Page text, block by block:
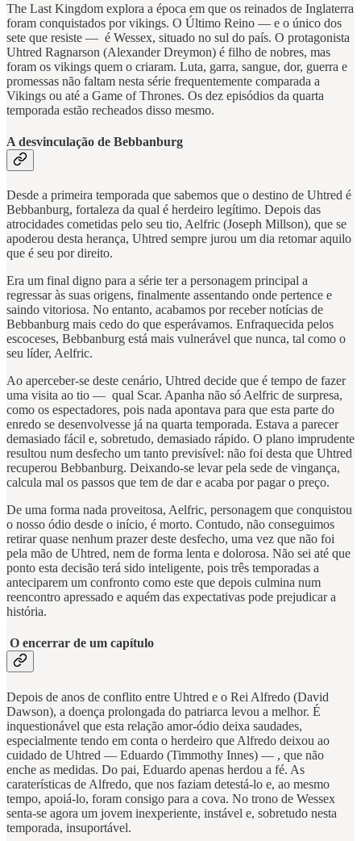
The Last Kingdom explora a época em que os reinados de Inglaterra
foram conquistados por vikings. O Último Reino — e o único dos
sete que resiste — é Wessex, situado no sul do país. O protagonista
Uhtred Ragnarson (Alexander Dreymon) é filho de nobres, mas
foram os vikings quem o criaram. Luta, garra, sangue, dor, guerra e
promessas não faltam nesta série frequentemente comparada a
Vikings ou até a Game of Thrones. Os dez episódios da quarta
temporada estão recheados disso mesmo.
A desvinculação de Bebbanburg
Desde a primeira temporada que sabemos que o destino de Uhtred é
Bebbanburg, fortaleza da qual é herdeiro legítimo. Depois das
atrocidades cometidas pelo seu tio, Aelfric (Joseph Millson), que se
apoderou desta herança, Uhtred sempre jurou um dia retomar aquilo
que é seu por direito.
Era um final digno para a série ter a personagem principal a
regressar às suas origens, finalmente assentando onde pertence e
saindo vitoriosa. No entanto, acabamos por receber notícias de
Bebbanburg mais cedo do que esperávamos. Enfraquecida pelos
escoceses, Bebbanburg está mais vulnerável que nunca, tal como o
seu líder, Aelfric.
Ao aperceber-se deste cenário, Uhtred decide que é tempo de fazer
uma visita ao tio — qual Scar. Apanha não só Aelfric de surpresa,
como os espectadores, pois nada apontava para que esta parte do
enredo se desenvolvesse já na quarta temporada. Estava a parecer
demasiado fácil e, sobretudo, demasiado rápido. O plano imprudente
resultou num desfecho um tanto previsível: não foi desta que Uhtred
recuperou Bebbanburg. Deixando-se levar pela sede de vingança,
calcula mal os passos que tem de dar e acaba por pagar o preço.
De uma forma nada proveitosa, Aelfric, personagem que conquistou
o nosso ódio desde o início, é morto. Contudo, não conseguimos
retirar quase nenhum prazer deste desfecho, uma vez que não foi
pela mão de Uhtred, nem de forma lenta e dolorosa. Não sei até que
ponto esta decisão terá sido inteligente, pois três temporadas a
anteciparem um confronto como este que depois culmina num
reencontro apressado e aquém das expectativas pode prejudicar a
história.
O encerrar de um capítulo
Depois de anos de conflito entre Uhtred e o Rei Alfredo (David
Dawson), a doença prolongada do patriarca levou a melhor. É
inquestionável que esta relação amor-ódio deixa saudades,
especialmente tendo em conta o herdeiro que Alfredo deixou ao
cuidado de Uhtred — Eduardo (Timmothy Innes) — , que não
enche as medidas. Do pai, Eduardo apenas herdou a fé. As
caraterísticas de Alfredo, que nos faziam detestá-lo e, ao mesmo
tempo, apoiá-lo, foram consigo para a cova. No trono de Wessex
senta-se agora um jovem inexperiente, instável e, sobretudo nesta
temporada, insuportável.